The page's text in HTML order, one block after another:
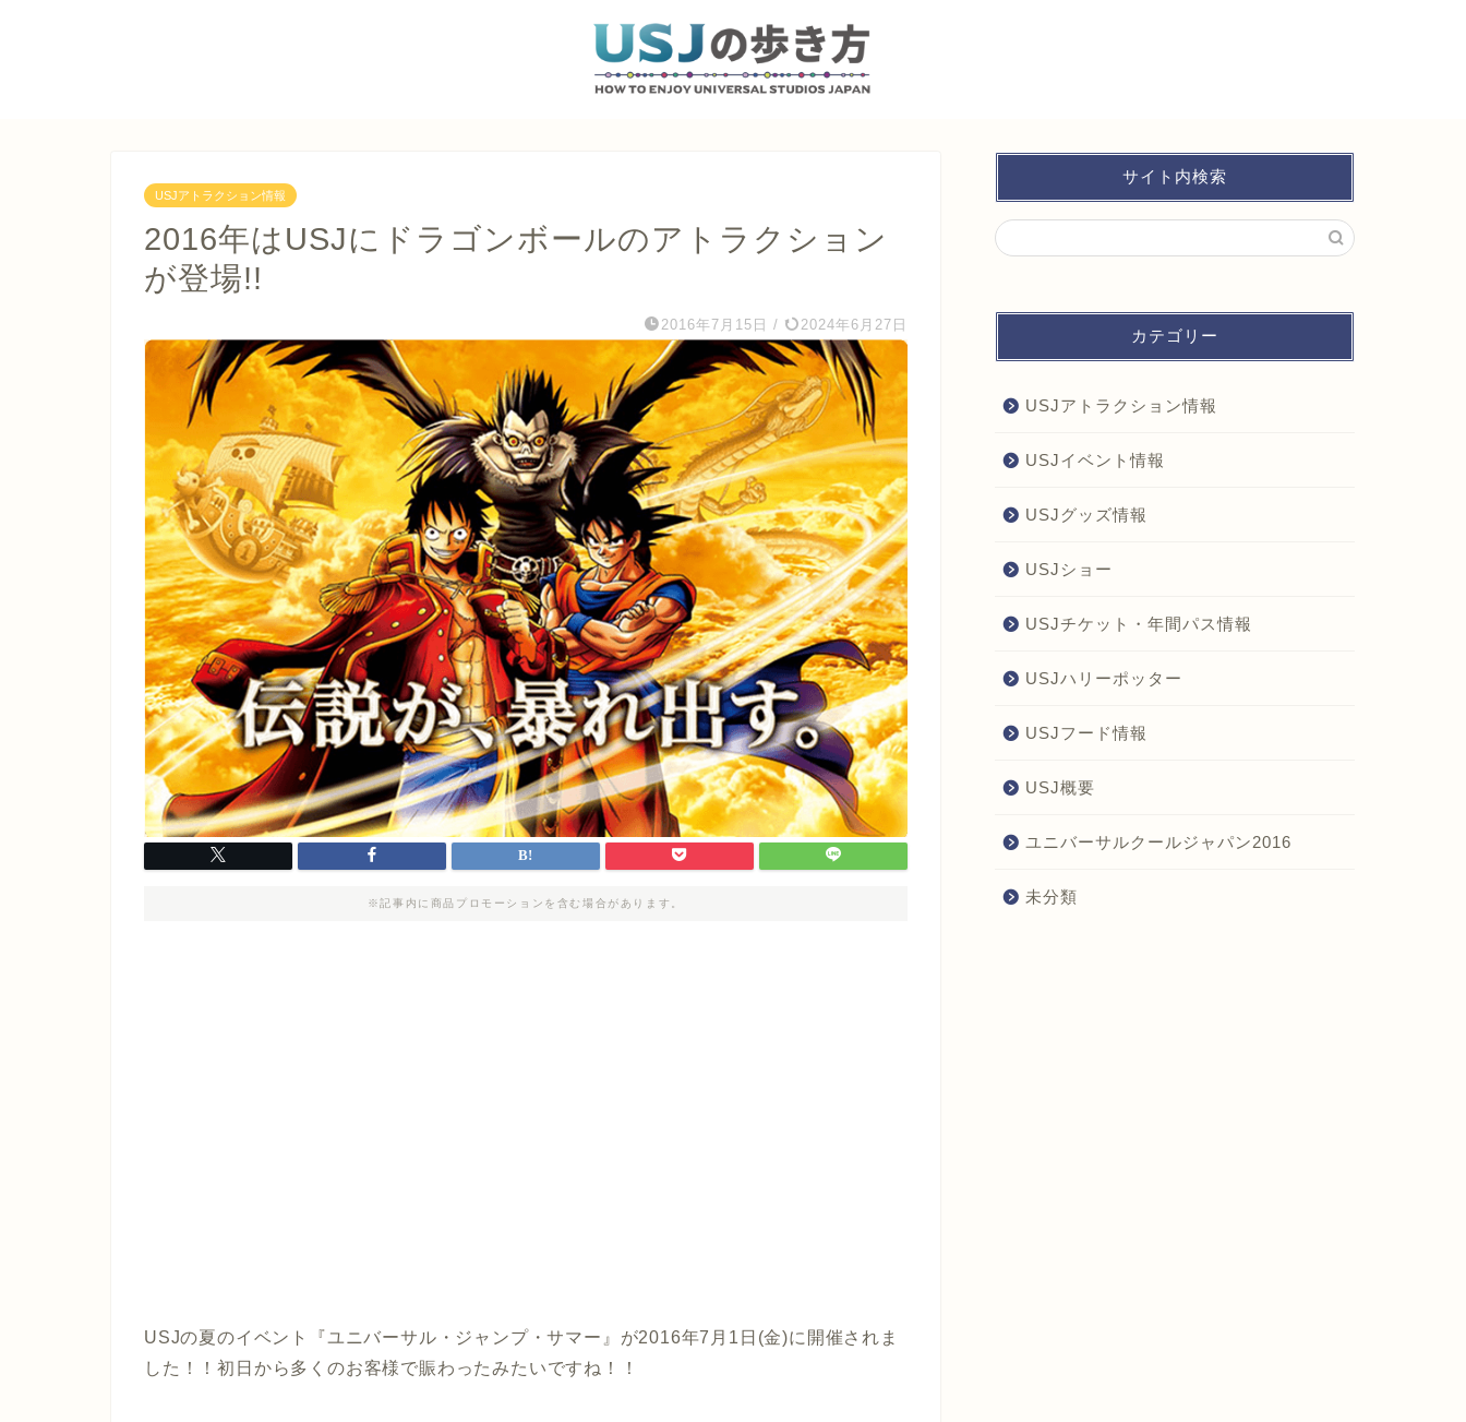
USJアトラクション情報
2016年はUSJにドラゴンボールのアトラクション
が登場!!
2016年7月15日 / 2024年6月27日
※記事内に商品プロモーションを含む場合があります。
USJの夏のイベント『ユニバーサル・ジャンプ・サマー』が2016年7月1日(金)に開催されま
した！！初日から多くのお客様で賑わったみたいですね！！
サイト内検索
カテゴリー
USJアトラクション情報
USJイベント情報
USJグッズ情報
USJショー
USJチケット・年間パス情報
USJハリーポッター
USJフード情報
USJ概要
ユニバーサルクールジャパン2016
未分類